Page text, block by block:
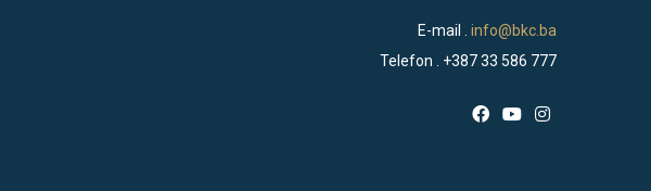
E-mail . info@bkc.ba
Telefon . +387 33 586 777